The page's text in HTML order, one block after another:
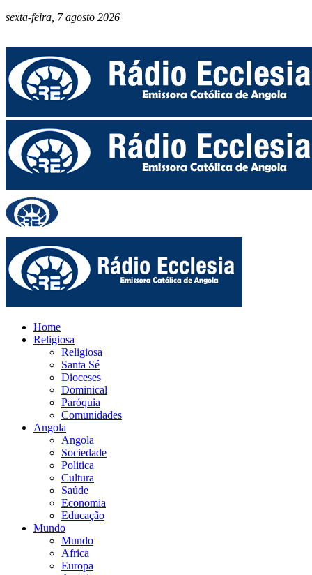
sexta-feira, 7 agosto 2026
Home
Religiosa
Religiosa
Santa Sé
Dioceses
Dominical
Paróquia
Comunidades
Angola
Angola
Sociedade
Politica
Cultura
Saúde
Economia
Educação
Mundo
Mundo
Africa
Europa